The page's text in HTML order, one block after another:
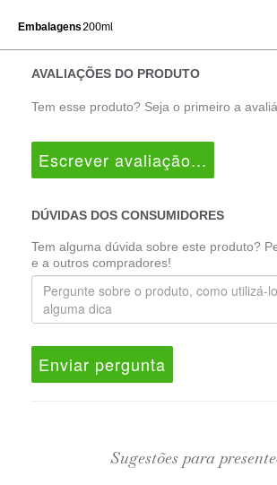
Embalagens 200ml
AVALIAÇÕES DO PRODUTO
Tem esse produto? Seja o primeiro a
Escrever avaliação...
DÚVIDAS DOS CONSUMIDORES
Tem alguma dúvida sobre este produto?
e a outros compradores!
Enviar pergunta
Sugestões para